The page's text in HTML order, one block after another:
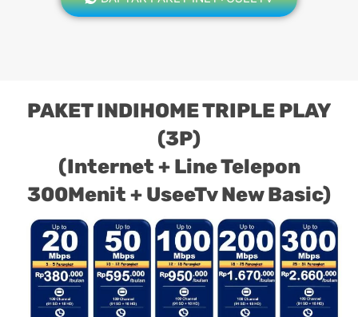
PAKET INDIHOME TRIPLE PLAY
(3P)
(Internet + Line Telepon
300Menit + UseeTv New Basic)